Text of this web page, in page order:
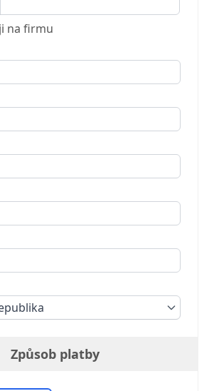
na firmu
Způsob platby